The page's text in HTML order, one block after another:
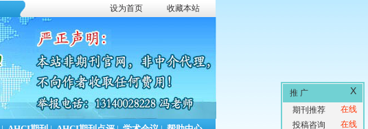
设为首页 收藏本站
X
推 广
在线
期刊推荐
在线
投稿咨询